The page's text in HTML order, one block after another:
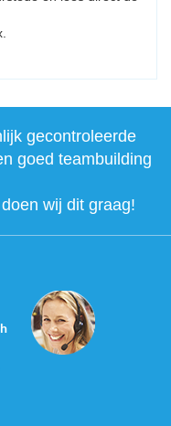
gecontroleerde
goed teambuilding
wij dit graag!